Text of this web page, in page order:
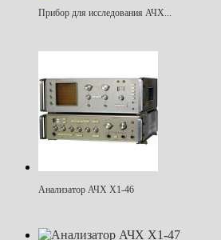
Прибор для исследования АЧХ...
Анализатор АЧХ Х1-46